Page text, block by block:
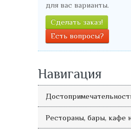
для вас варианты.
Сделать заказ!
Есть вопросы?
Навигация
Рестораны, бары, кафе